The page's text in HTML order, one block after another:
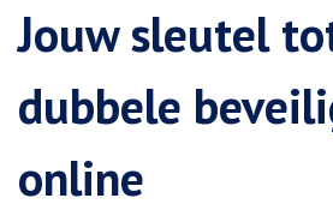
Jouw sleutel
dubbele
online